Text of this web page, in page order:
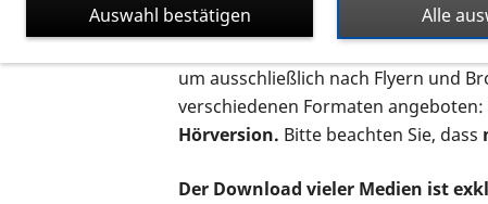
Auf dieser Seite finden Sie
um ausschließlich nach Flyern und
verschiedenen Formaten
Hörversion. Bitte beachten Sie, dass
Der Download vieler Medien ist
Alle
Auswahl bestätigen